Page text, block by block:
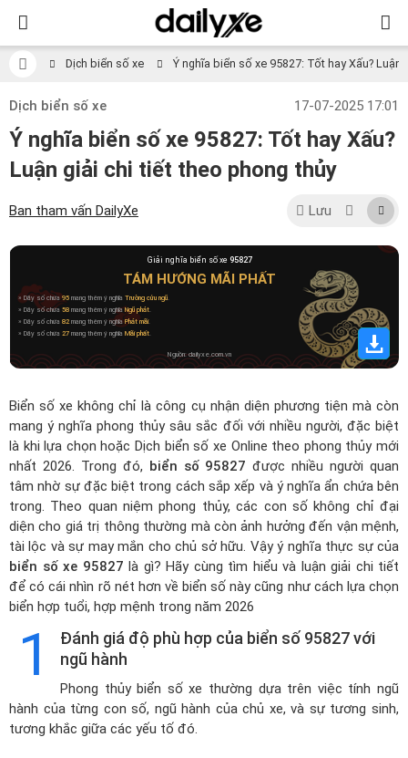
Dịch biển số xe Ý nghĩa biển số xe 95827: Tốt hay Xấu?
Dịch biển số xe 17-07-2025 17:01
Ý nghĩa biển số xe 95827: Tốt hay Xấu?
Luận giải chi tiết theo phong thủy
Ban tham vấn DailyXe Lưu
Giải nghĩa biển số xe 95827
TÁM HƯỚNG MÃI PHẤT
» Dãy số chứa95 mang thêm ý nghĩa Trường cửu ngũ.
» Dãy số chứa 58 mang thêm ý nghĩaNgũ phát.
» Dãy số chứa 82 mang thêm ý nghĩaPhát mãi.
» Dãy số chứa 27 mang thêm ý nghĩa Mãi phất.
Nguồn: dailyxe.com.vn
Biển số xe không chỉ là công cụ nhận diện phương tiện mà còn
mang ý nghĩa phong thủy sâu sắc đối với nhiều người, đặc biệt
là khi lựa chọn hoặcDịch biển số xe Online theo phong thủy mới
nhất 2026. Trong đó, biển số 95827 được nhiều người quan
tâm nhờ sự đặc biệt trong cách sắp xếp và ý nghĩa ẩn chứa bên
trong. Theo quan niệm phong thủy, các con số không chỉ đại
diện cho giá trị thông thường mà còn ảnh hưởng đến vận mệnh,
tài lộc và sự may mắn cho chủ sở hữu. Vậy ý nghĩa thực sự của
biển số xe 95827 là gì? Hãy cùng tìm hiểu và luận giải chi tiết
để có cái nhìn rõ nét hơn về biển số này cũng như cách lựa chọn
biển hợp tuổi, hợp mệnh trong năm 2026
1
Đánh giá độ phù hợp của biển số 95827 với
ngũ hành
Phong thủy biển số xe thường dựa trên việc tính ngũ
hành của từng con số, ngũ hành của chủ xe, và sự tương sinh,
tương khắc giữa các yếu tố đó.